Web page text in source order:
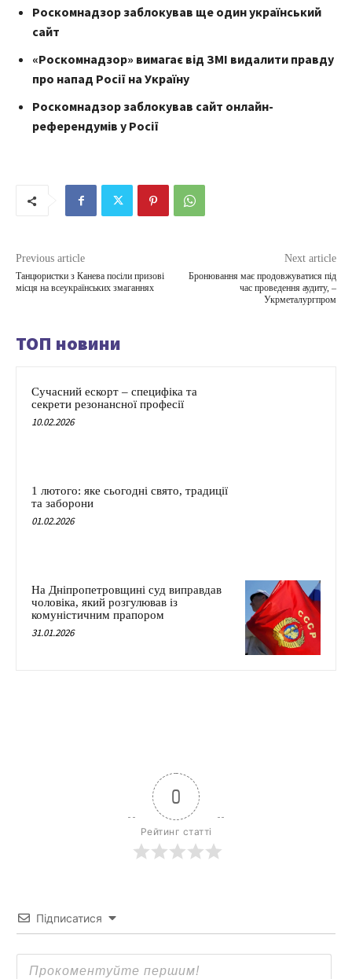
Роскомнадзор заблокував ще один український
сайт
«Роскомнадзор» вимагає від ЗМІ видалити правду
про напад Росії на Україну
Роскомнадзор заблокував сайт онлайн-
референдумів у Росії
Previous article
Танцюристки з Канева посіли призові
місця на всеукраїнських змаганнях
Next article
Бронювання має продовжуватися під
час проведення аудиту, –
Укрметалургпром
ТОП новини
Сучасний ескорт – специфіка та
секрети резонансної професії
10.02.2026
1 лютого: яке сьогодні свято, традиції
та заборони
01.02.2026
На Дніпропетровщині суд виправдав
чоловіка, який розгулював із
комуністичним прапором
31.01.2026
0
Рейтинг статті
Підписатися